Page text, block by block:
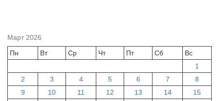
Март 2026
Пн
Вт Ср Чт Пт Сб
Вс
1
2
3 4 5 6 7
8
9
10 11 12 13 14 15